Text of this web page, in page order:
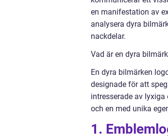
en manifestation av
analysera dyra
nackdelar.
Vad är en dyra
En dyra bilmärken
designade för att
intresserade av
och en med unika
1.